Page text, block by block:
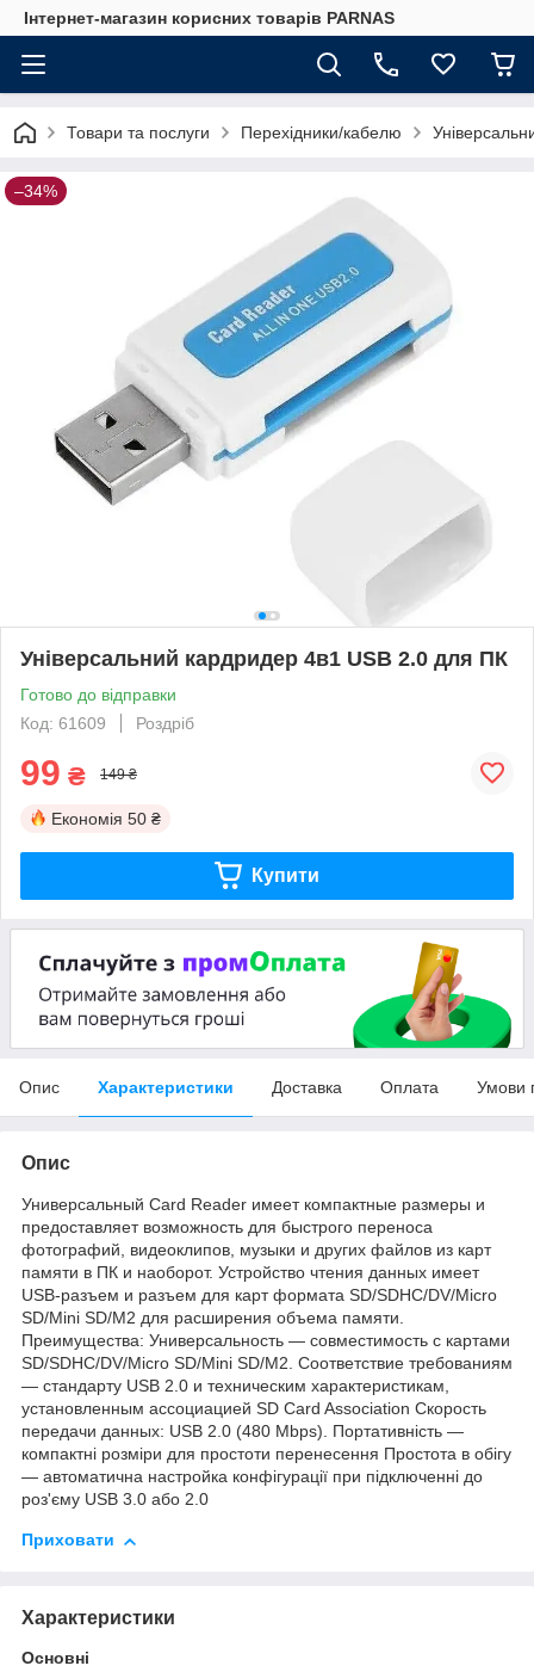
Інтернет-магазин корисних товарів PARNAS
Товари та послуги Перехідники/кабелю
–34%
Універсальний кардридер 4в1 USB 2.0 для ПК
Готово до відправки
Код: 61609
Роздріб
99 ₴ 149 ₴
Економія 50 ₴
Купити
Опис Характеристики Доставка Оплата Умови
Опис
Универсальный Card Reader имеет компактные размеры и
предоставляет возможность для быстрого переноса
фотографий, видеоклипов, музыки и других файлов из карт
памяти в ПК и наоборот. Устройство чтения данных имеет
USB-разъем и разъем для карт формата SD/SDHC/DV/Micro
SD/Mini SD/M2 для расширения объема памяти.
Преимущества: Универсальность — совместимость с картами
SD/SDHC/DV/Micro SD/Mini SD/M2. Соответствие требованиям
— стандарту USB 2.0 и техническим характеристикам,
установленным ассоциацией SD Card Association Скорость
передачи данных: USB 2.0 (480 Mbps). Портативність —
компактні розміри для простоти перенесення Простота в обігу
— автоматична настройка конфігурації при підключенні до
роз'єму USB 3.0 або 2.0
Приховати
Характеристики
Основні